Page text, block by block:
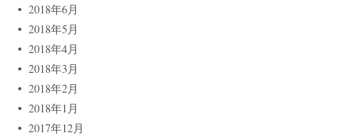
2018年6月
2018年5月
2018年4月
2018年3月
2018年2月
2018年1月
2017年12月